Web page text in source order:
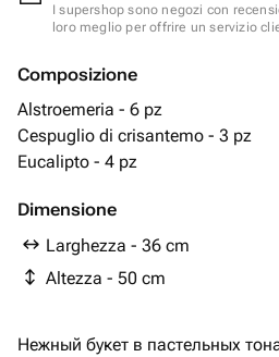
I supershop sono negozi con
loro meglio per offrire un servizio
Composizione
Alstroemeria - 6 pz
Cespuglio di crisantemo - 3 pz
Eucalipto - 4 pz
Dimensione
Larghezza - 36 cm
Altezza - 50 cm
Нежный букет в пастельных